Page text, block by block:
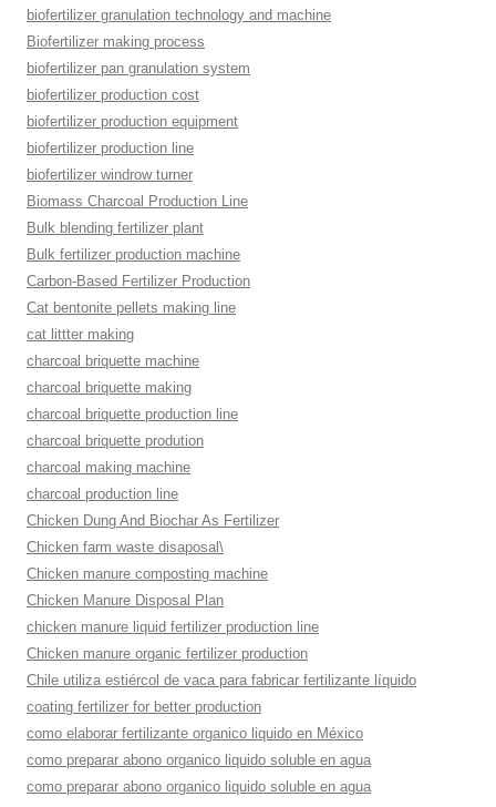
biofertilizer granulation technology and machine
Biofertilizer making process
biofertilizer pan granulation system
biofertilizer production cost
biofertilizer production equipment
biofertilizer production line
biofertilizer windrow turner
Biomass Charcoal Production Line
Bulk blending fertilizer plant
Bulk fertilizer production machine
Carbon-Based Fertilizer Production
Cat bentonite pellets making line
cat littter making
charcoal briquette machine
charcoal briquette making
charcoal briquette production line
charcoal briquette prodution
charcoal making machine
charcoal production line
Chicken Dung And Biochar As Fertilizer
Chicken farm waste disaposal\
Chicken manure composting machine
Chicken Manure Disposal Plan
chicken manure liquid fertilizer production line
Chicken manure organic fertilizer production
Chile utiliza estiércol de vaca para fabricar fertilizante líquido
coating fertilizer for better production
como elaborar fertilizante organico liquido en México
como preparar abono organico liquido soluble en agua
como preparar abono organico liquido soluble en agua